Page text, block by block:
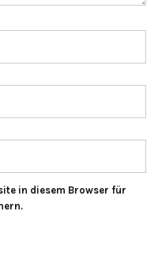
in diesem Browser für